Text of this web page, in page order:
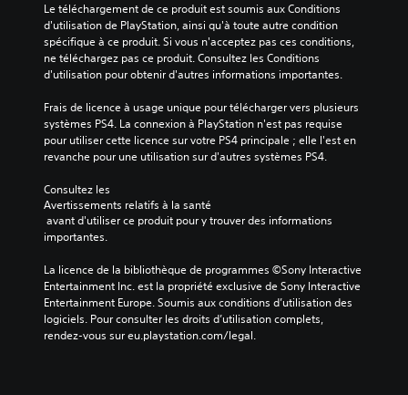
Le téléchargement de ce produit est soumis aux Conditions
d'utilisation de PlayStation, ainsi qu'à toute autre condition
spécifique à ce produit. Si vous n'acceptez pas ces conditions,
ne téléchargez pas ce produit. Consultez les Conditions
d'utilisation pour obtenir d'autres informations importantes.
Frais de licence à usage unique pour télécharger vers plusieurs
systèmes PS4. La connexion à PlayStation n'est pas requise
pour utiliser cette licence sur votre PS4 principale ; elle l'est en
revanche pour une utilisation sur d'autres systèmes PS4.
Consultez les
Avertissements relatifs à la santé
importantes.
La licence de la bibliothèque de programmes ©Sony Interactive
Entertainment Inc. est la propriété exclusive de Sony Interactive
Entertainment Europe. Soumis aux conditions d’utilisation des
logiciels. Pour consulter les droits d’utilisation complets,
rendez-vous sur eu.playstation.com/legal.